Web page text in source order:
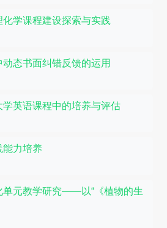
学课程建设探索与实践
态书面纠错反馈的运用
英语课程中的培养与评估
能力培养
单元教学研究——以“《植物的生